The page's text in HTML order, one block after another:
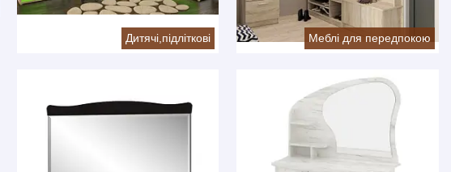
Дитячі,підліткові Меблі для передпокою